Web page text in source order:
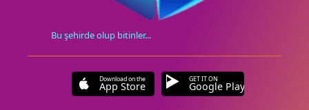
Bu şehirde olup bitinler...
Download on the
App Store
GET IT ON
Google Play